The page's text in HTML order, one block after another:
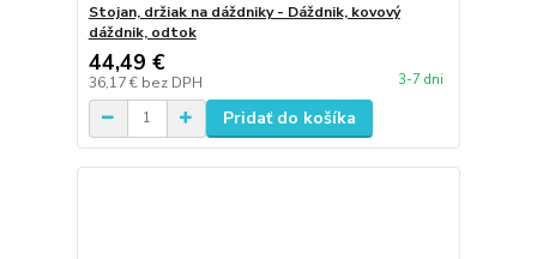
Stojan, držiak na dáždniky - Dáždnik, kovový
dáždnik, odtok
44,49 €
36,17 € bez DPH 3-7 dni
Pridať do košíka